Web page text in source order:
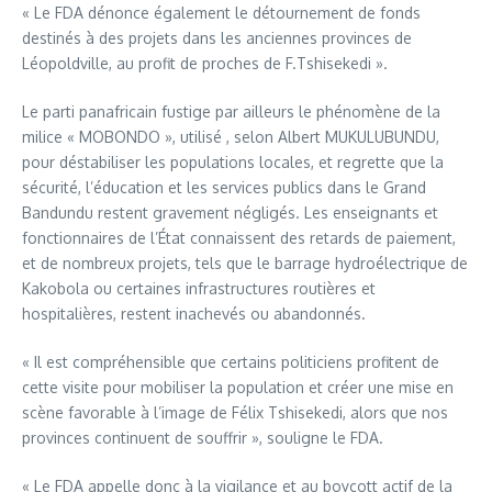
« Le FDA dénonce également le détournement de fonds
destinés à des projets dans les anciennes provinces de
Léopoldville, au profit de proches de F.Tshisekedi ».
Le parti panafricain fustige par ailleurs le phénomène de la
milice « MOBONDO », utilisé , selon Albert MUKULUBUNDU,
pour déstabiliser les populations locales, et regrette que la
sécurité, l’éducation et les services publics dans le Grand
Bandundu restent gravement négligés. Les enseignants et
fonctionnaires de l’État connaissent des retards de paiement,
et de nombreux projets, tels que le barrage hydroélectrique de
Kakobola ou certaines infrastructures routières et
hospitalières, restent inachevés ou abandonnés.
« Il est compréhensible que certains politiciens profitent de
cette visite pour mobiliser la population et créer une mise en
scène favorable à l’image de Félix Tshisekedi, alors que nos
provinces continuent de souffrir », souligne le FDA.
« Le FDA appelle donc à la vigilance et au boycott actif de la